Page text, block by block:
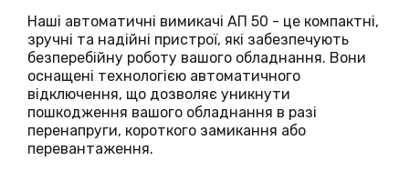
Наші автоматичні вимикачі АП 50 - це компактні,
зручні та надійні пристрої, які забезпечують
безперебійну роботу вашого обладнання. Вони
оснащені технологією автоматичного
відключення, що дозволяє уникнути
пошкодження вашого обладнання в разі
перенапруги, короткого замикання або
перевантаження.